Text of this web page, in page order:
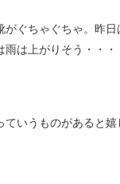
がぐちゃぐちゃ。昨日
雨は上がりそう・・・
いうものがあると嬉